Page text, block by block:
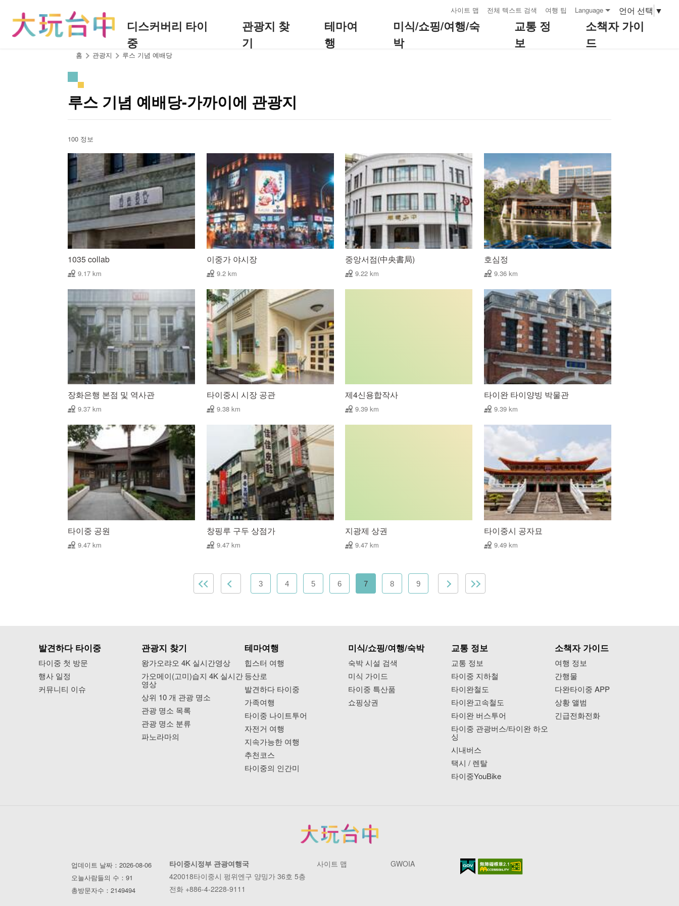
사이트 맵 전체 텍스트 검색 여행 팁 Language 언어 선택 ▼
디스커버리 타이
중
관광지 찾
기
테마여
행
미식/쇼핑/여행/숙
박
교통 정
보
소책자 가이
드
홈 관광지 루스 기념 예배당
루스 기념 예배당-가까이에 관광지
100 정보
1035 collab
9.17 km
이중가 야시장
9.2 km
중앙서점(中央書局)
9.22 km
호심정
9.36 km
장화은행 본점 및 역사관
9.37 km
타이중시 시장 공관
9.38 km
제4신용합작사
9.39 km
타이완 타이양빙 박물관
9.39 km
타이중 공원
9.47 km
창핑루 구두 상점가
9.47 km
지광제 상권
9.47 km
타이중시 공자묘
9.49 km
3 4 5 6 7 8 9
발견하다 타이중
타이중 첫 방문
행사 일정
커뮤니티 이슈
관광지 찾기
왕가오랴오 4K 실시간영상
가오메이(고미)습지 4K 실시간
영상
상위 10 개 관광 명소
관광 명소 목록
관광 명소 분류
파노라마의
테마여행
힙스터 여행
등산로
발견하다 타이중
가족여행
타이중 나이트투어
자전거 여행
지속가능한 여행
추천코스
타이중의 인간미
미식/쇼핑/여행/숙박
숙박 시설 검색
미식 가이드
타이중 특산품
쇼핑상권
교통 정보
교통 정보
타이중 지하철
타이완철도
타이완고속철도
타이완 버스투어
타이중 관광버스/타이완 하오
싱
시내버스
택시 / 렌탈
타이중YouBike
소책자 가이드
여행 정보
간행물
다완타이중 APP
상황 앨범
긴급전화전화
업데이트 날짜：2026-08-06
오늘사람들의 수：91
총방문자수：2149494
타이중시정부 관광여행국
420018타이중시 펑위엔구 양밍가 36호 5층
전화 +886-4-2228-9111
사이트 맵 GWOIA